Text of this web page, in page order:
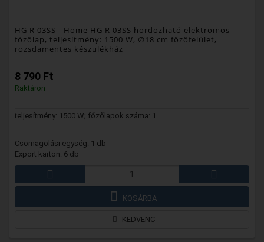
HG R 03SS - Home HG R 03SS hordozható elektromos
főzőlap, teljesítmény: 1500 W, ∅18 cm főzőfelület,
rozsdamentes készülékház
8 790 Ft
Raktáron
teljesítmény: 1500 W; főzőlapok száma: 1
Csomagolási egység: 1 db
Export karton: 6 db
KOSÁRBA
KEDVENC